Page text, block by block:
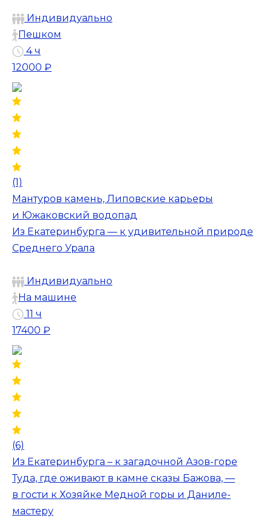
Индивидуально
Пешком
4 ч
12000 ₽
(1)
Мантуров камень, Липовские карьеры
и Южаковский водопад
Из Екатеринбурга — к удивительной природе
Среднего Урала
Индивидуально
На машине
11 ч
17400 ₽
(6)
Из Екатеринбурга – к загадочной Азов-горе
Туда, где оживают в камне сказы Бажова, —
в гости к Хозяйке Медной горы и Даниле-
мастеру